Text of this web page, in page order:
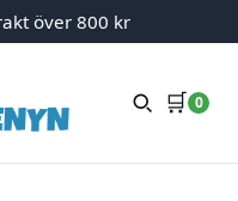
över 800 kr
🛒 0